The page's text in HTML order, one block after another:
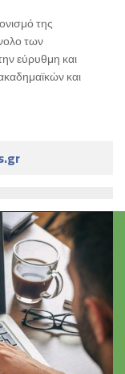
της
των
εύρυθμη και
και